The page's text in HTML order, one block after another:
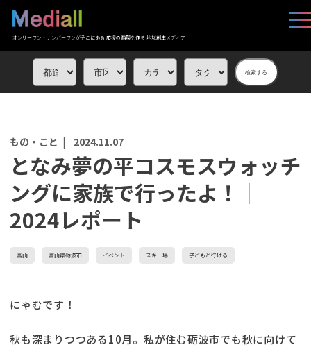
オンリーワン・ナンバーワンがそこにある 応援の循環を作る 地域創生メディア
検索する
もの・こと | 2024.11.07
となみ夢の平コスモスウォッチ
ングに家族で行ったよ！｜
2024レポート
富山 富山県砺波市 イベント スキー場 子どもと行ける
にゃむです！
秋も深まりつつある10月。私が住む砺波市でも秋に向けて